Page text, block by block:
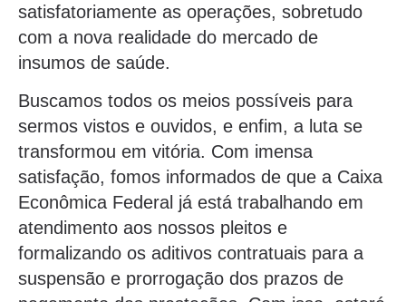
satisfatoriamente as operações, sobretudo
com a nova realidade do mercado de
insumos de saúde.
Buscamos todos os meios possíveis para
sermos vistos e ouvidos, e enfim, a luta se
transformou em vitória. Com imensa
satisfação, fomos informados de que a Caixa
Econômica Federal já está trabalhando em
atendimento aos nossos pleitos e
formalizando os aditivos contratuais para a
suspensão e prorrogação dos prazos de